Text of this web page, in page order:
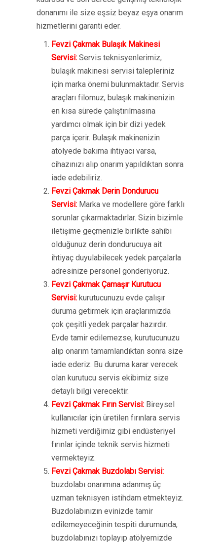
donanımı ile size eşsiz beyaz eşya onarım
hizmetlerini garanti eder.
Fevzi Çakmak Bulaşık Makinesi
Servisi: Servis teknisyenlerimiz,
bulaşık makinesi servisi talepleriniz
için marka önemi bulunmaktadır. Servis
araçları filomuz, bulaşık makinenizin
en kısa sürede çalıştırılmasına
yardımcı olmak için bir dizi yedek
parça içerir. Bulaşık makinenizin
atölyede bakıma ihtiyacı varsa,
cihazınızı alıp onarım yapıldıktan sonra
iade edebiliriz.
Fevzi Çakmak Derin Dondurucu
Servisi: Marka ve modellere göre farklı
sorunlar çıkarmaktadırlar. Sizin bizimle
iletişime geçmenizle birlikte sahibi
olduğunuz derin dondurucuya ait
ihtiyaç duyulabilecek yedek parçalarla
adresinize personel gönderiyoruz.
Fevzi Çakmak Çamaşır Kurutucu
Servisi: kurutucunuzu evde çalışır
duruma getirmek için araçlarımızda
çok çeşitli yedek parçalar hazırdır.
Evde tamir edilemezse, kurutucunuzu
alıp onarım tamamlandıktan sonra size
iade ederiz. Bu duruma karar verecek
olan kurutucu servis ekibimiz size
detaylı bilgi verecektir.
Fevzi Çakmak Fırın Servisi: Bireysel
kullanıcılar için üretilen fırınlara servis
hizmeti verdiğimiz gibi endüsteriyel
fırınlar içinde teknik servis hizmeti
vermekteyiz.
Fevzi Çakmak Buzdolabı Servisi:
buzdolabı onarımına adanmış üç
uzman teknisyen istihdam etmekteyiz.
Buzdolabınızın evinizde tamir
edilemeyeceğinin tespiti durumunda,
buzdolabınızı toplayıp atölyemizde